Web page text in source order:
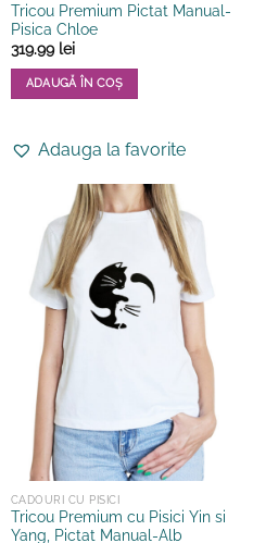
Tricou Premium Pictat Manual-
Pisica Chloe
319.99 lei
ADAUGĂ ÎN COȘ
are
variații.
Opțiunile
alese
pagina
produsului.
Adauga la favorite
CADOURI CU PISICI
Tricou Premium cu Pisici Yin si
Yang, Pictat Manual-Alb